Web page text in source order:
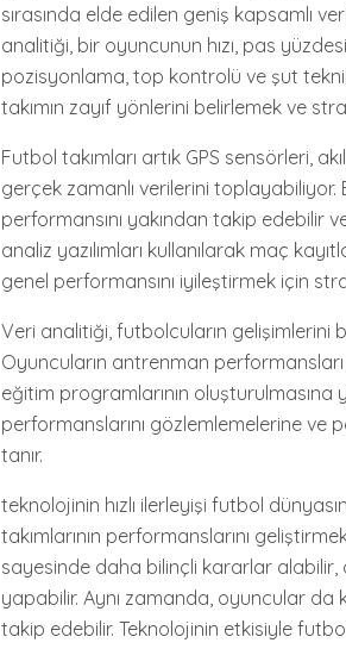
sırasında elde edilen geniş kapsamlı
analitiği, bir oyuncunun hızı, pas
pozisyonlama, top kontrolü ve şut
takımın zayıf yönlerini belirlemek ve
Futbol takımları artık GPS sensörleri,
gerçek zamanlı verilerini toplayabiliyor.
performansını yakından takip edebilir
analiz yazılımları kullanılarak maç
genel performansını iyileştirmek için
Veri analitiği, futbolcuların gelişimlerini
Oyuncuların antrenman
eğitim programlarının oluşturulmasına
performanslarını gözlemlemelerine
tanır.
teknolojinin hızlı ilerleyişi futbol
takımlarının performanslarını
sayesinde daha bilinçli kararlar alabilir,
yapabilir. Aynı zamanda, oyuncular da
takip edebilir. Teknolojinin etkisiyle